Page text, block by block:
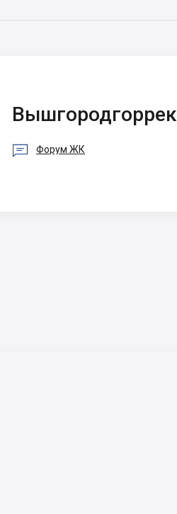
 Форум ЖК